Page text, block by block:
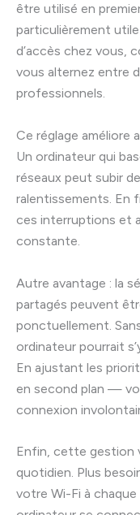
être utilisé en
particulièrement
d’accès chez vous,
vous alternez entre
professionnels.
Ce réglage améliore
Un ordinateur qui
réseaux peut subir
ralentissements. En
ces interruptions et
constante.
Autre avantage : la
partagés peuvent
ponctuellement.
ordinateur pourrait
En ajustant les
en second plan —
connexion
Enfin, cette gestion
quotidien. Plus
votre Wi-Fi à